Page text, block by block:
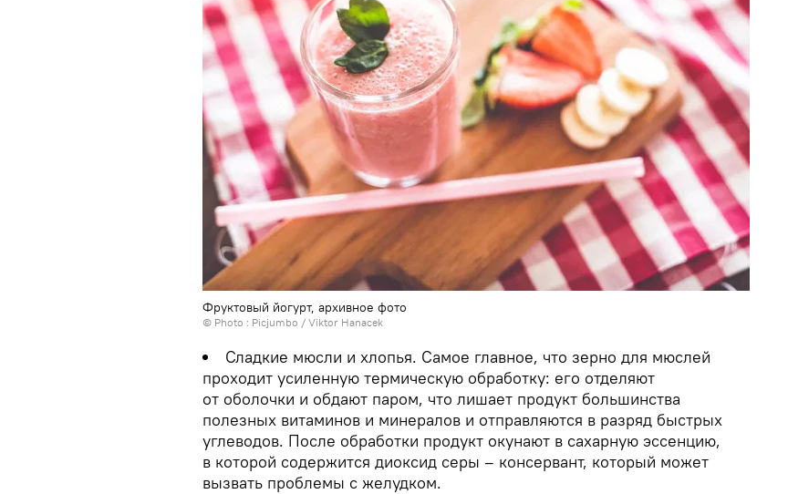
Фруктовый йогурт, архивное фото
© Photo : Picjumbo / Viktor Hanacek
Сладкие мюсли и хлопья. Самое главное, что зерно для мюслей
проходит усиленную термическую обработку: его отделяют
от оболочки и обдают паром, что лишает продукт большинства
полезных витаминов и минералов и отправляются в разряд быстрых
углеводов. После обработки продукт окунают в сахарную эссенцию,
в которой содержится диоксид серы – консервант, который может
вызвать проблемы с желудком.